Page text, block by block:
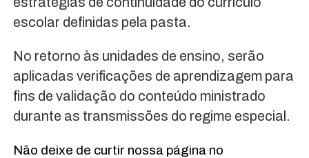
escolar definidas pela pasta.
No retorno às unidades de ensino, serão
aplicadas verificações de aprendizagem para
fins de validação do conteúdo ministrado
durante as transmissões do regime especial.
Não deixe de curtir nossa página no